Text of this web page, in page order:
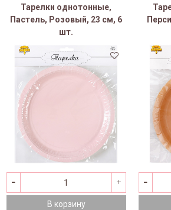
Тарелки однотонные,
Пастель, Розовый, 23 см, 6
шт.
В корзину